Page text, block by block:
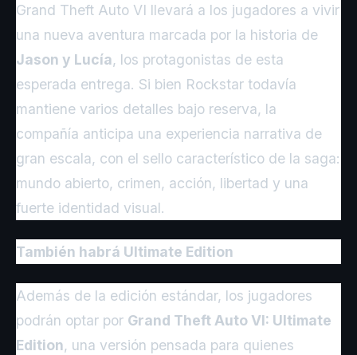
Grand Theft Auto VI llevará a los jugadores a vivir
una nueva aventura marcada por la historia de
Jason y Lucía, los protagonistas de esta
esperada entrega. Si bien Rockstar todavía
mantiene varios detalles bajo reserva, la
compañía anticipa una experiencia narrativa de
gran escala, con el sello característico de la saga:
mundo abierto, crimen, acción, libertad y una
fuerte identidad visual.
También habrá Ultimate Edition
Además de la edición estándar, los jugadores
podrán optar por Grand Theft Auto VI: Ultimate
Edition, una versión pensada para quienes